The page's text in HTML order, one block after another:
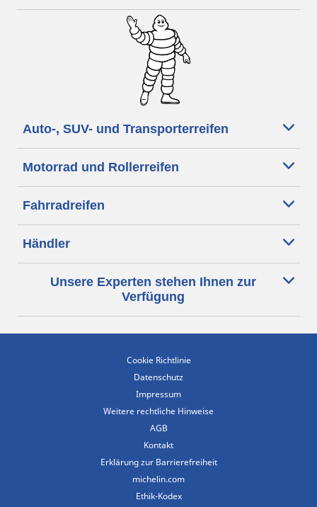
Auto-, SUV- und Transporterreifen
Motorrad und Rollerreifen
Fahrradreifen
Händler
Unsere Experten stehen Ihnen zur
Verfügung
Cookie Richtlinie
Datenschutz
Impressum
Weitere rechtliche Hinweise
AGB
Kontakt
Erklärung zur Barrierefreiheit
michelin.com
Ethik-Kodex